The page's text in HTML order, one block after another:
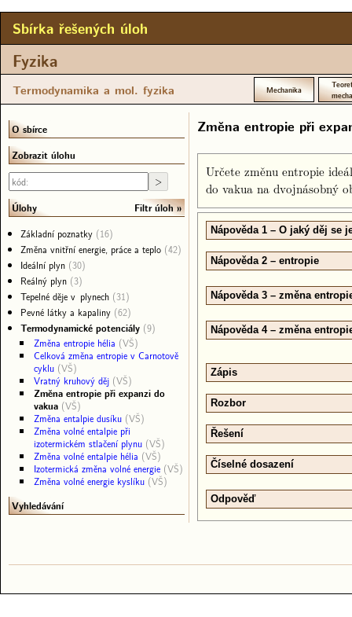
Sbírka řešených úloh
Fyzika
Termodynamika a mol. fyzika Mechanika
Změna entropie při
Určete změnu entropie
do vakua na dvojnásobný
Nápověda 1 – O jaký děj se
Nápověda 2 – entropie
Nápověda 3 – změna
Nápověda 4 – změna
Zápis
Rozbor
Řešení
Číselné dosazení
Odpověď
O sbírce
Zobrazit úlohu
Úlohy
Filtr úloh
Základní poznatky (16)
Změna vnitřní energie, práce a teplo (42)
Ideální plyn (30)
Reálný plyn (3)
Tepelné děje v plynech (31)
Pevné látky a kapaliny (62)
Termodynamické potenciály (9)
Změna entropie hélia (VŠ)
Celková změna entropie v Carnotově
cyklu (VŠ)
Vratný kruhový děj (VŠ)
Změna entropie při expanzi do
vakua (VŠ)
Změna entalpie dusíku (VŠ)
Změna volné entalpie při
izotermickém stlačení plynu (VŠ)
Změna volné entalpie hélia (VŠ)
Izotermická změna volné energie (VŠ)
Změna volné energie kyslíku (VŠ)
Vyhledávání